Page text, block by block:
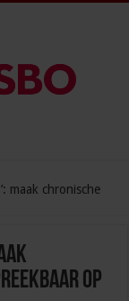
maak chronische
op